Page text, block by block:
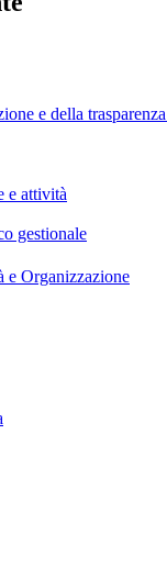
e della
e attività
gestionale
Organizzazione